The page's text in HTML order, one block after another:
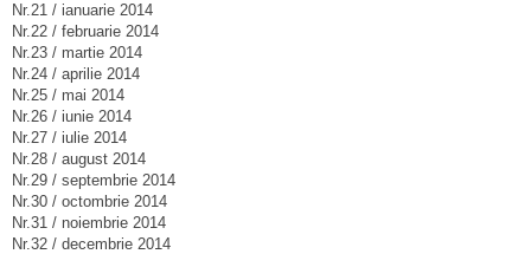
Nr.21 / ianuarie 2014
Nr.22 / februarie 2014
Nr.23 / martie 2014
Nr.24 / aprilie 2014
Nr.25 / mai 2014
Nr.26 / iunie 2014
Nr.27 / iulie 2014
Nr.28 / august 2014
Nr.29 / septembrie 2014
Nr.30 / octombrie 2014
Nr.31 / noiembrie 2014
Nr.32 / decembrie 2014